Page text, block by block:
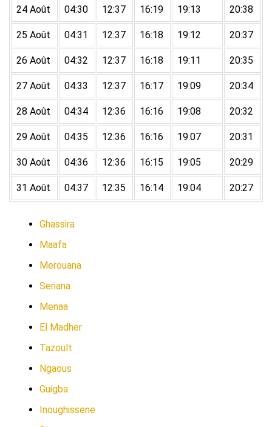
24 Août 04:30 12:37 16:19 19:13 20:38
25 Août 04:31 12:37 16:18 19:12 20:37
26 Août 04:32 12:37 16:18 19:11 20:35
27 Août 04:33 12:37 16:17 19:09 20:34
28 Août 04:34 12:36 16:16 19:08 20:32
29 Août 04:35 12:36 16:16 19:07 20:31
30 Août 04:36 12:36 16:15 19:05 20:29
31 Août 04:37 12:35 16:14 19:04 20:27
Ghassira
Maafa
Merouana
Seriana
Menaa
El Madher
Tazoult
Ngaous
Guigba
Inoughissene